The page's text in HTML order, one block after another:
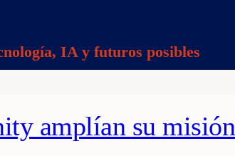
IA y futuros posibles
amplían su misión